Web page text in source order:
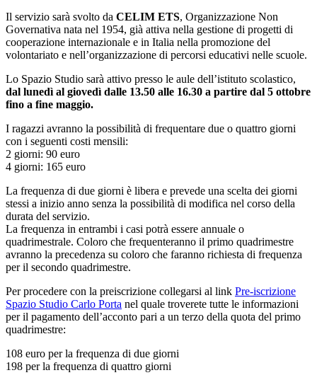
Il servizio sarà svolto da CELIM ETS, Organizzazione Non
Governativa nata nel 1954, già attiva nella gestione di progetti di
cooperazione internazionale e in Italia nella promozione del
volontariato e nell’organizzazione di percorsi educativi nelle scuole.
Lo Spazio Studio sarà attivo presso le aule dell’istituto scolastico,
dal lunedì al giovedì dalle 13.50 alle 16.30 a partire dal 5 ottobre
fino a fine maggio.
I ragazzi avranno la possibilità di frequentare due o quattro giorni
con i seguenti costi mensili:
2 giorni: 90 euro
4 giorni: 165 euro
La frequenza di due giorni è libera e prevede una scelta dei giorni
stessi a inizio anno senza la possibilità di modifica nel corso della
durata del servizio.
La frequenza in entrambi i casi potrà essere annuale o
quadrimestrale. Coloro che frequenteranno il primo quadrimestre
avranno la precedenza su coloro che faranno richiesta di frequenza
per il secondo quadrimestre.
Per procedere con la preiscrizione collegarsi al link Pre-iscrizione
Spazio Studio Carlo Porta nel quale troverete tutte le informazioni
per il pagamento dell’acconto pari a un terzo della quota del primo
quadrimestre:
108 euro per la frequenza di due giorni
198 per la frequenza di quattro giorni